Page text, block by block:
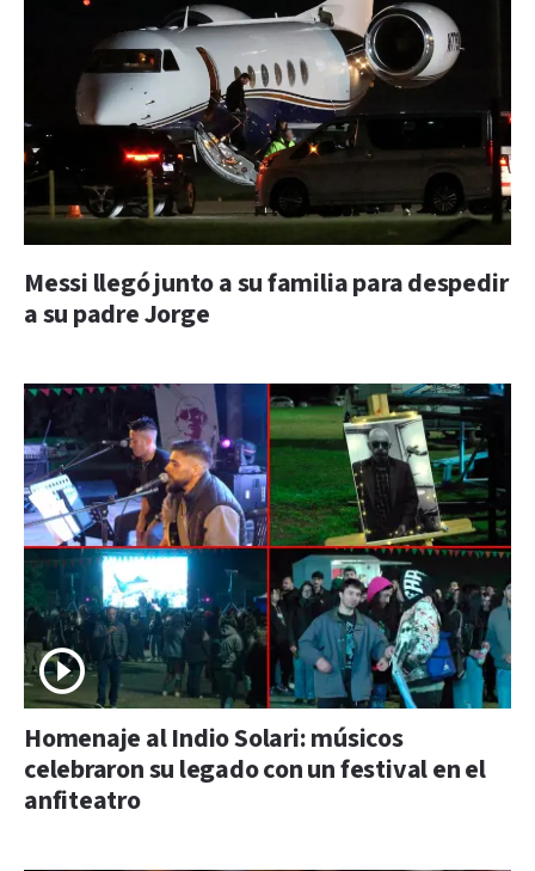
Messi llegó junto a su familia para despedir
a su padre Jorge
Homenaje al Indio Solari: músicos
celebraron su legado con un festival en el
anfiteatro